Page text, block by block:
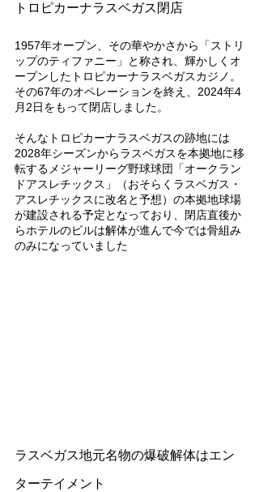
トロピカーナラスベガス閉店
1957年オープン、その華やかさから「ストリ
ップのティファニー」と称され、輝かしくオ
ープンしたトロピカーナラスベガスカジノ。
その67年のオペレーションを終え、2024年4
月2日をもって閉店しました。
そんなトロピカーナラスベガスの跡地には
2028年シーズンからラスベガスを本拠地に移
転するメジャーリーグ野球球団「オークラン
ドアスレチックス」（おそらくラスベガス・
アスレチックスに改名と予想）の本拠地球場
が建設される予定となっており、閉店直後か
らホテルのビルは解体が進んで今では骨組み
のみになっていました
ラスベガス地元名物の爆破解体はエン
ターテイメント